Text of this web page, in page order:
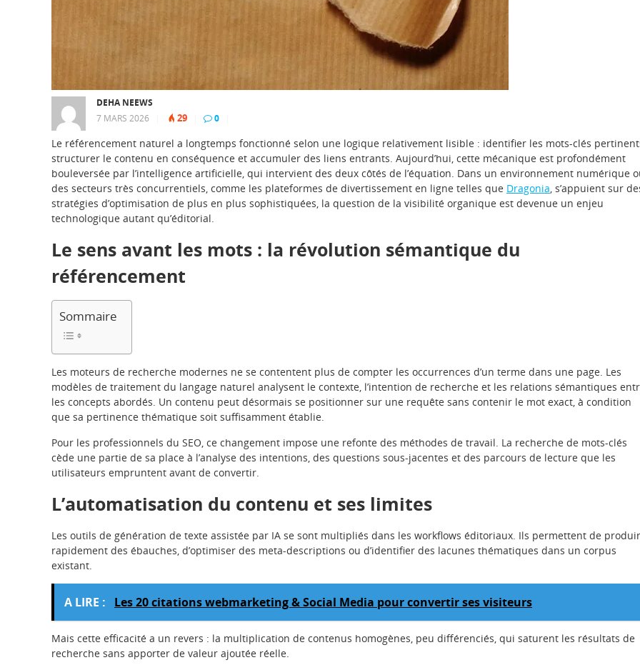
DEHA NEEWS
7 MARS 2026
29 0
Le référencement naturel a longtemps fonctionné selon une logique relativement lisible : identifier les mots-clés
structurer le contenu en conséquence et accumuler des liens entrants. Aujourd’hui, cette mécanique est profondément
bouleversée par l’intelligence artificielle, qui intervient des deux côtés de l’équation. Dans un environnement numérique
des secteurs très concurrentiels, comme les plateformes de divertissement en ligne telles que Dragonia, s’appuient sur
stratégies d’optimisation de plus en plus sophistiquées, la question de la visibilité organique est devenue un enjeu
technologique autant qu’éditorial.
Le sens avant les mots : la révolution sémantique du
référencement
Sommaire
Les moteurs de recherche modernes ne se contentent plus de compter les occurrences d’un terme dans une page. Les
modèles de traitement du langage naturel analysent le contexte, l’intention de recherche et les relations sémantiques
les concepts abordés. Un contenu peut désormais se positionner sur une requête sans contenir le mot exact, à condition
que sa pertinence thématique soit suffisamment établie.
Pour les professionnels du SEO, ce changement impose une refonte des méthodes de travail. La recherche de mots-clés
cède une partie de sa place à l’analyse des intentions, des questions sous-jacentes et des parcours de lecture que les
utilisateurs empruntent avant de convertir.
L’automatisation du contenu et ses limites
Les outils de génération de texte assistée par IA se sont multipliés dans les workflows éditoriaux. Ils permettent de
rapidement des ébauches, d’optimiser des meta-descriptions ou d’identifier des lacunes thématiques dans un corpus
existant.
A LIRE : Les 20 citations webmarketing & Social Media pour convertir ses visiteurs
Mais cette efficacité a un revers : la multiplication de contenus homogènes, peu différenciés, qui saturent les résultats de
recherche sans apporter de valeur ajoutée réelle.